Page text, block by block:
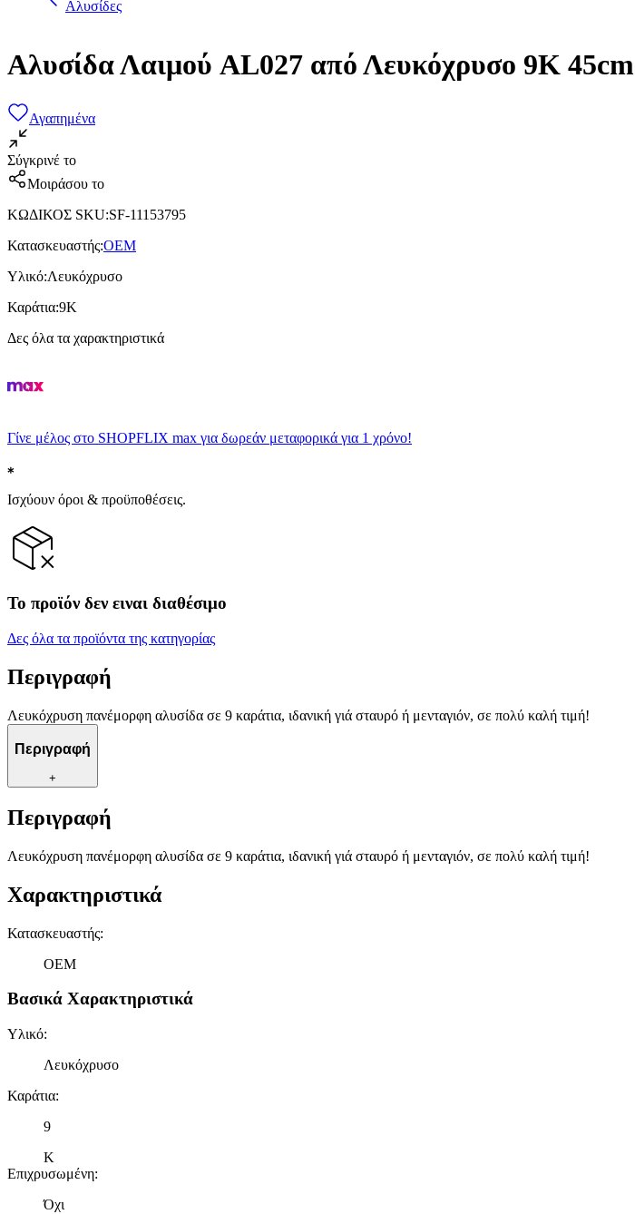
Αλυσίδες
Αλυσίδα Λαιμού AL027 από Λευκόχρυσο 9K 45cm
Αγαπημένα
Σύγκρινέ το
Μοιράσου το
ΚΩΔΙΚΟΣ SKU:SF-11153795
Κατασκευαστής:OEM
Υλικό:Λευκόχρυσο
Καράτια:9Κ
Δες όλα τα χαρακτηριστικά
Γίνε μέλος στο SHOPFLIX max για δωρεάν μεταφορικά για 1 χρόνο!
Ισχύουν όροι & προϋποθέσεις.
Το προϊόν δεν ειναι διαθέσιμο
Δες όλα τα προϊόντα της κατηγορίας
Περιγραφή
Λευκόχρυση πανέμορφη αλυσίδα σε 9 καράτια, ιδανική γιά σταυρό ή μενταγιόν, σε πολύ καλή τιμή!
Περιγραφή
+
Περιγραφή
Λευκόχρυση πανέμορφη αλυσίδα σε 9 καράτια, ιδανική γιά σταυρό ή μενταγιόν, σε πολύ καλή τιμή!
Χαρακτηριστικά
Κατασκευαστής:
OEM
Βασικά Χαρακτηριστικά
Υλικό:
Λευκόχρυσο
Καράτια:
9
Κ
Επιχρυσωμένη:
Όχι